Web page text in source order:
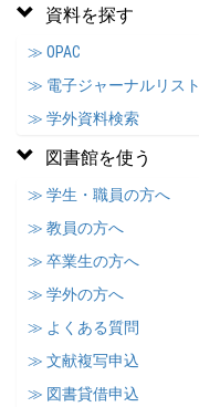
資料を探す
≫ OPAC
≫ 電子ジャーナルリスト
≫ 学外資料検索
図書館を使う
≫ 学生・職員の方へ
≫ 教員の方へ
≫ 卒業生の方へ
≫ 学外の方へ
≫ よくある質問
≫ 文献複写申込
≫ 図書貸借申込